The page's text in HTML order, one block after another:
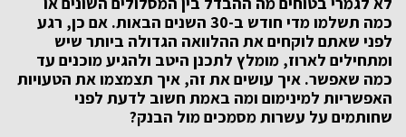
כמה תשלמו מדי חודש ב-30 השנים הבאות. אם כן, רגע
לפני שאתם לוקחים את ההלוואה הגדולה ביותר שיש
ומתחילים לארוז, מומלץ לתכנן היטב ולהגיע מוכנים עד
כמה שאפשר. איך עושים את זה, איך תצמצמו את הטעויות
האפשריות למינימום ומה באמת חשוב לדעת לפני
שחותמים על עשרות מסמכים מול הבנק?